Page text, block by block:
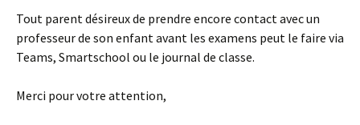
Tout parent désireux de prendre encore contact avec un
professeur de son enfant avant les examens peut le faire via
Teams, Smartschool ou le journal de classe.
Merci pour votre attention,